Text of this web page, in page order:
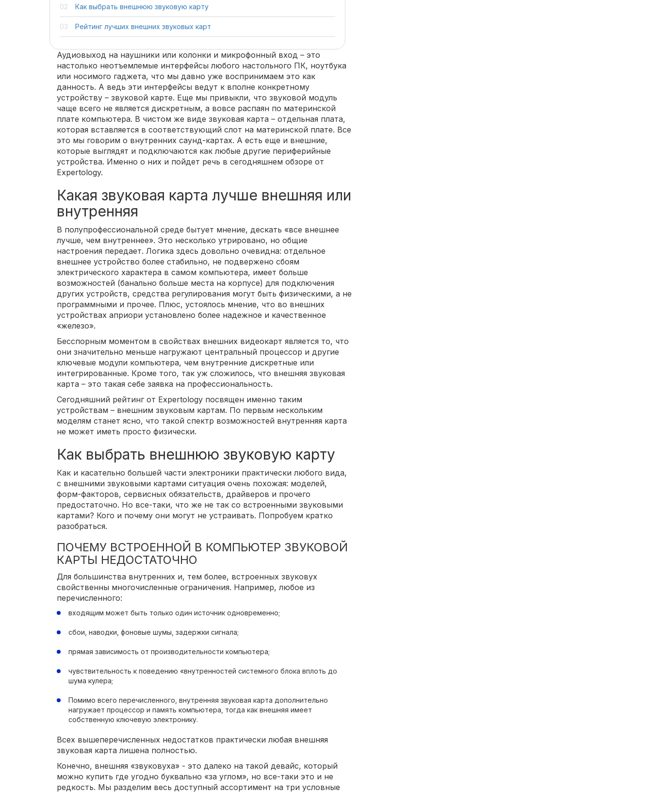
Как выбрать внешнюю звуковую карту
Рейтинг лучших внешних звуковых карт
Аудиовыход на наушники или колонки и микрофонный вход – это
настолько неотъемлемые интерфейсы любого настольного ПК, ноутбука
или носимого гаджета, что мы давно уже воспринимаем это как
данность. А ведь эти интерфейсы ведут к вполне конкретному
устройству – звуковой карте. Еще мы привыкли, что звуковой модуль
чаще всего не является дискретным, а вовсе распаян по материнской
плате компьютера. В чистом же виде звуковая карта – отдельная плата,
которая вставляется в соответствующий слот на материнской плате. Все
это мы говорим о внутренних саунд-картах. А есть еще и внешние,
которые выглядят и подключаются как любые другие периферийные
устройства. Именно о них и пойдет речь в сегодняшнем обзоре от
Expertology.
Какая звуковая карта лучше внешняя или
внутренняя
В полупрофессиональной среде бытует мнение, дескать «все внешнее
лучше, чем внутреннее». Это несколько утрировано, но общие
настроения передает. Логика здесь довольно очевидна: отдельное
внешнее устройство более стабильно, не подвержено сбоям
электрического характера в самом компьютера, имеет больше
возможностей (банально больше места на корпусе) для подключения
других устройств, средства регулирования могут быть физическими, а не
программными и прочее. Плюс, устоялось мнение, что во внешних
устройствах априори установлено более надежное и качественное
«железо».
Бесспорным моментом в свойствах внешних видеокарт является то, что
они значительно меньше нагружают центральный процессор и другие
ключевые модули компьютера, чем внутренние дискретные или
интегрированные. Кроме того, так уж сложилось, что внешняя звуковая
карта – это такая себе заявка на профессиональность.
Сегодняшний рейтинг от Expertology посвящен именно таким
устройствам – внешним звуковым картам. По первым нескольким
моделям станет ясно, что такой спектр возможностей внутренняя карта
не может иметь просто физически.
Как выбрать внешнюю звуковую карту
Как и касательно большей части электроники практически любого вида,
с внешними звуковыми картами ситуация очень похожая: моделей,
форм-факторов, сервисных обязательств, драйверов и прочего
предостаточно. Но все-таки, что же не так со встроенными звуковыми
картами? Кого и почему они могут не устраивать. Попробуем кратко
разобраться.
ПОЧЕМУ ВСТРОЕННОЙ В КОМПЬЮТЕР ЗВУКОВОЙ
КАРТЫ НЕДОСТАТОЧНО
Для большинства внутренних и, тем более, встроенных звуковух
свойственны многочисленные ограничения. Например, любое из
перечисленного:
входящим может быть только один источник одновременно;
сбои, наводки, фоновые шумы, задержки сигнала;
прямая зависимость от производительности компьютера;
чувствительность к поведению «внутренностей системного блока вплоть до
шума кулера;
Помимо всего перечисленного, внутренняя звуковая карта дополнительно
нагружает процессор и память компьютера, тогда как внешняя имеет
собственную ключевую электронику.
Всех вышеперечисленных недостатков практически любая внешняя
звуковая карта лишена полностью.
Конечно, внешняя «звуковуха» - это далеко на такой девайс, который
можно купить где угодно буквально «за углом», но все-таки это и не
редкость. Мы разделим весь доступный ассортимент на три условные